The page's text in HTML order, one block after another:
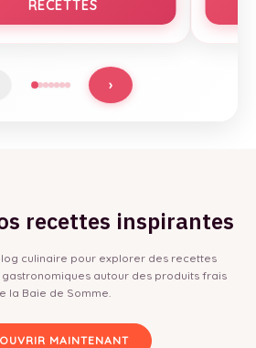
RECETTES
›
recettes inspirantes
culinaire pour explorer des recettes
gastronomiques autour des produits frais
la Baie de Somme.
MAINTENANT